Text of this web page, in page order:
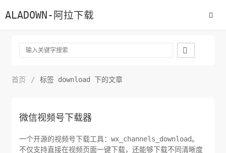
ALADOWN-阿拉下载

首页 / 标签 download 下的文章
微信视频号下载器
一个开源的视频号下载工具：wx_channels_download。
不仅支持直接在视频页面一键下载，还能够下载不同清晰度